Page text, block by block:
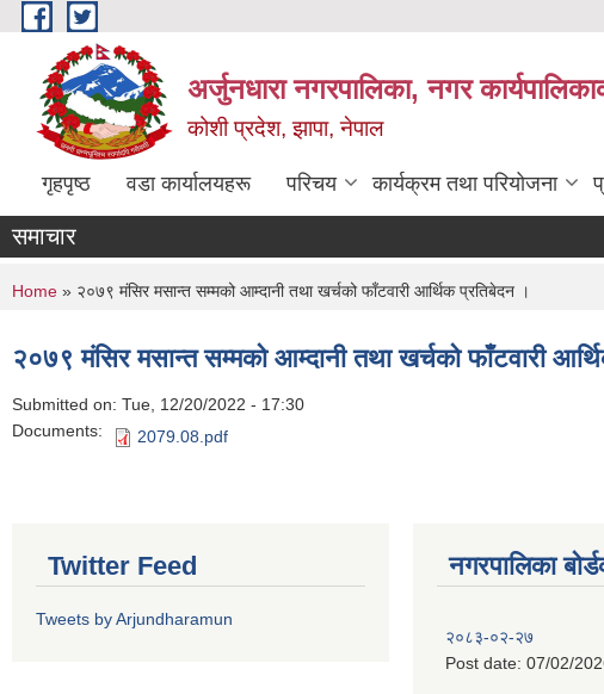
Skip to main content
अर्जुनधारा नगरपालिका, नगर
कोशी प्रदेश, झापा, नेपाल
गृहपृष्ठ वडा कार्यालयहरू परिचय कार्यक्रम तथा परियोजना
समाचार
You are here
Home » २०७९ मंसिर मसान्त सम्मको आम्दानी तथा खर्चको फाँटवारी आर्थिक प्रतिबेदन ।
२०७९ मंसिर मसान्त सम्मको आम्दानी तथा खर्चको फाँटवारी
Submitted on: Tue, 12/20/2022 - 17:30
Documents:
2079.08.pdf
Twitter Feed
Tweets by Arjundharamun
नगरपालिका
२०८३-०२-२७
Post date: 07/02/